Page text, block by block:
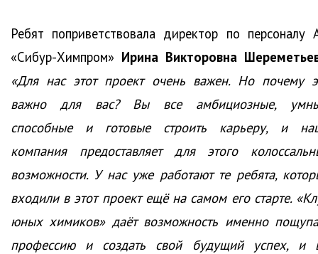
Ребят поприветствовала директор по персоналу
«Сибур-Химпром» Ирина Викторовна
«Для нас этот проект очень важен. Но почему
важно для вас? Вы все амбициозные,
способные и готовые строить карьеру, и
компания предоставляет для этого
возможности. У нас уже работают те ребята,
входили в этот проект ещё на самом его старте.
юных химиков» даёт возможность именно
профессию и создать свой будущий успех, и